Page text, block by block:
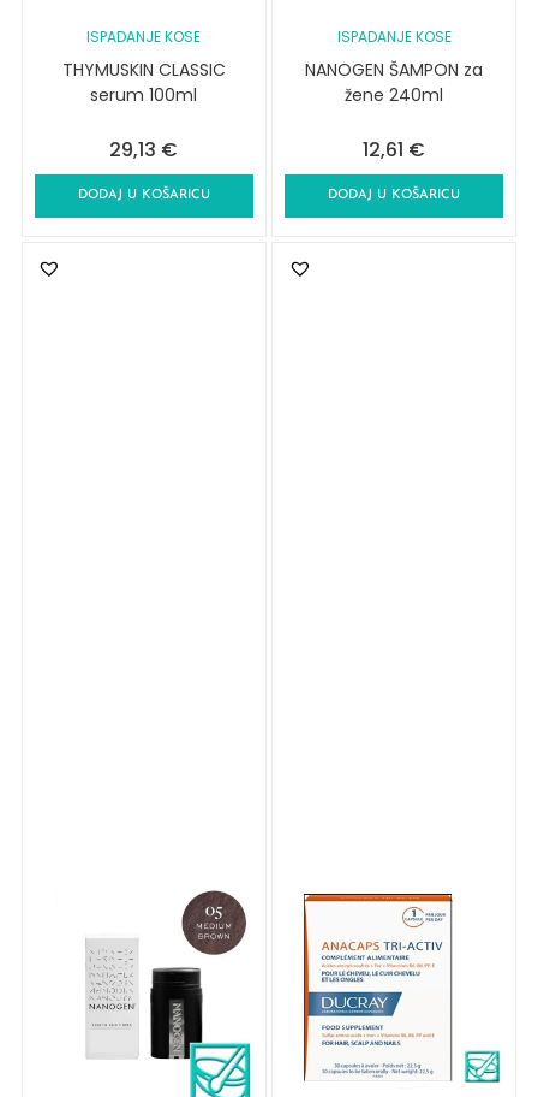
ISPADANJE KOSE
THYMUSKIN CLASSIC
serum 100ml
29,13 €
DODAJ U KOŠARICU
ISPADANJE KOSE
NANOGEN ŠAMPON za
žene 240ml
12,61 €
DODAJ U KOŠARICU